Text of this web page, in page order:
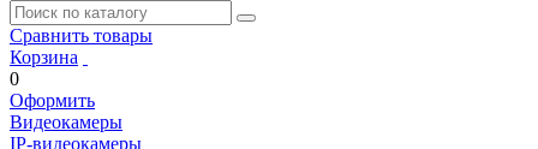
Сравнить товары
Корзина
0
Оформить
Видеокамеры
IP-видеокамеры